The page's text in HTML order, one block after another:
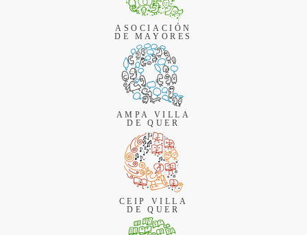
ASOCIACIÓN
DE MAYORES
AMPA VILLA
DE QUER
CEIP VILLA
DE QUER